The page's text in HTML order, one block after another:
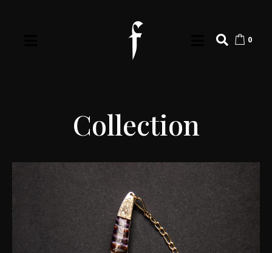
0
Collection